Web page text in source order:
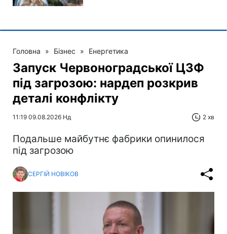
Головна » Бізнес » Енергетика
Запуск Червоноградської ЦЗФ
під загрозою: нардеп розкрив
деталі конфлікту
11:19 09.08.2026 Нд 2 хв
Подальше майбутнє фабрики опинилося
під загрозою
СЕРГІЙ НОВІКОВ